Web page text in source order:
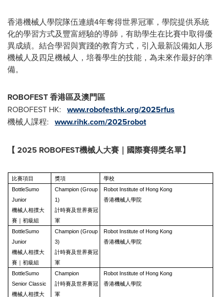
香港機械人學院隊伍連續4年奪得世界冠軍，學院提供系統
化的學習方式及豐富經驗的導師，有助學生在比賽中取得優
異成績。結合學習與實踐的教育方式，引入最新設備如人形
機械人及四足機械人，培養學生的技能，為未來作最好的準
備。
ROBOFEST 香港區及澳門區
ROBOFEST HK: www.robofesthk.org/2025rfus
機械人課程: www.rihk.com/2025robot
【 2025 ROBOFEST機械人大賽｜國際賽得獎名單】
比賽項目 獎項
學校
BottleSumo
Junior
機械人相撲大
賽｜初級組
Champion (Group
1)
計時賽及世界賽冠
軍
Robot Institute of Hong Kong
香港機械人學院
BottleSumo
Junior
機械人相撲大
賽｜初級組
Champion (Group
3)
計時賽及世界賽冠
軍
Robot Institute of Hong Kong
香港機械人學院
BottleSumo
Senior Classic
機械人相撲大
Champion
計時賽及世界賽冠
軍
Robot Institute of Hong Kong
香港機械人學院